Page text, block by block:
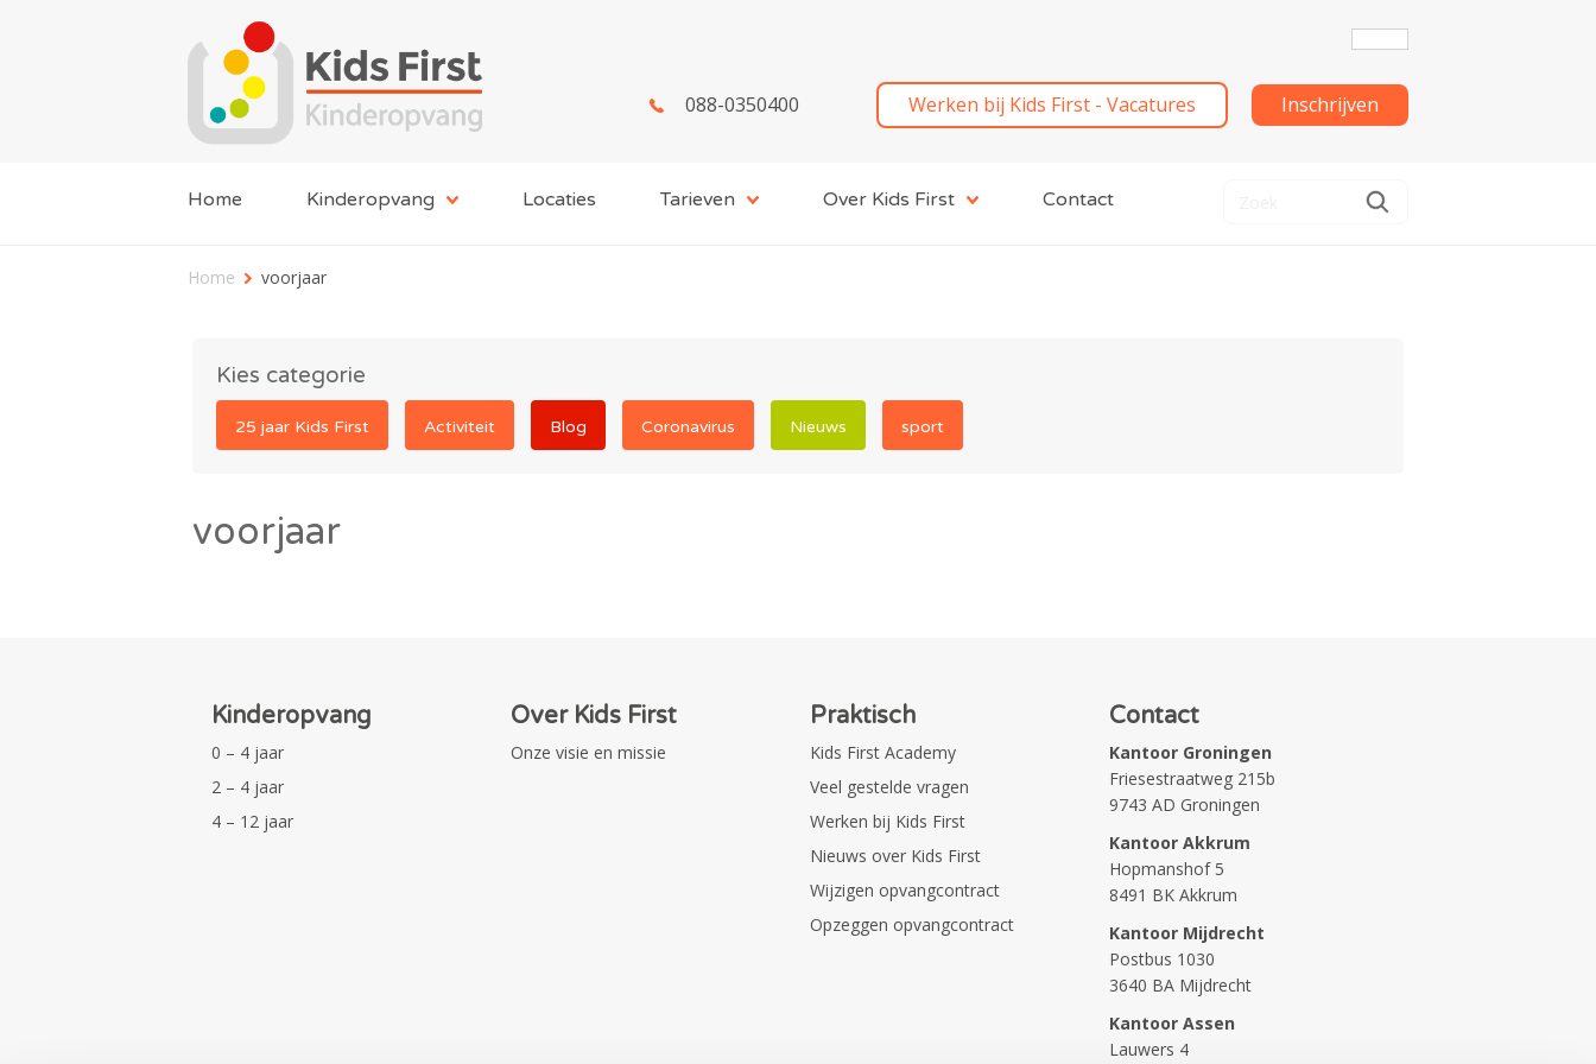
088-0350400 Werken bij Kids First - Vacatures Inschrijven
Home Kinderopvang Locaties Tarieven Over Kids First Contact
Home voorjaar
Kies categorie
25 jaar Kids First Activiteit Blog Coronavirus Nieuws sport
voorjaar
Kinderopvang
0 – 4 jaar
2 – 4 jaar
4 – 12 jaar
Over Kids First
Onze visie en missie
Praktisch
Kids First Academy
Veel gestelde vragen
Werken bij Kids First
Nieuws over Kids First
Wijzigen opvangcontract
Opzeggen opvangcontract
Contact
Kantoor Groningen
Friesestraatweg 215b
9743 AD Groningen
Kantoor Akkrum
Hopmanshof 5
8491 BK Akkrum
Kantoor Mijdrecht
Postbus 1030
3640 BA Mijdrecht
Kantoor Assen
Lauwers 4